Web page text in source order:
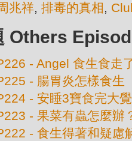
兆祥, 排毒的真相,
Others
- Angel 食生食走
- 腸胃炎怎樣食生
- 安睡3寶食完大
- 果菜有蟲怎麼辦
- 食生得著和疑慮